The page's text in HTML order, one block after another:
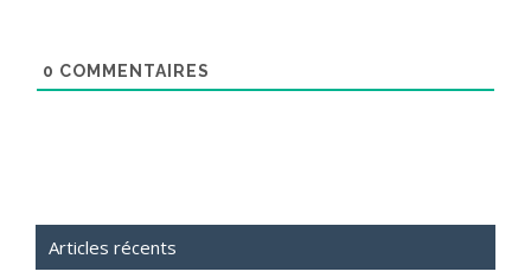
0 COMMENTAIRES
Articles récents